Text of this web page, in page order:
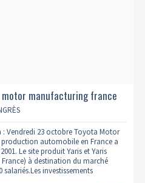
manufacturing france
: Vendredi 23 octobre Toyota Motor
automobile en France a
Le site produit Yaris et Yaris
à destination du marché
investissements